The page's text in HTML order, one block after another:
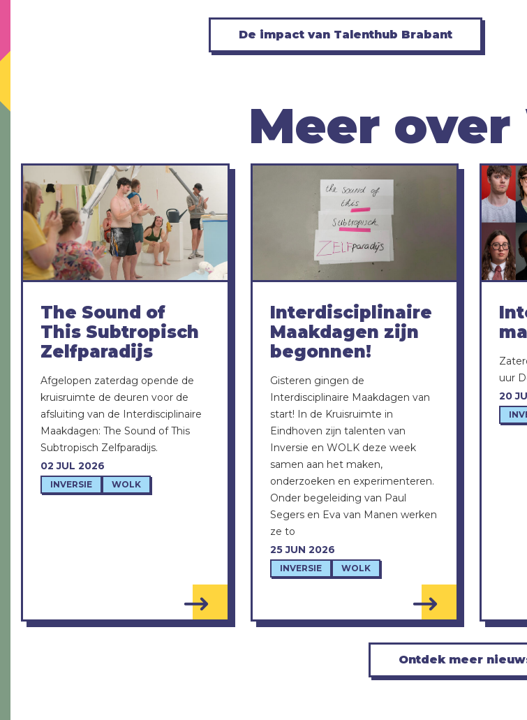
De impact van Talenthub Brabant
Meer over
02 JUL 2026
INVERSIE WOLK
The Sound of
This Subtropisch
Zelfparadijs
Afgelopen zaterdag opende de
kruisruimte de deuren voor de
afsluiting van de Interdisciplinaire
Maakdagen: The Sound of This
Subtropisch Zelfparadijs.
25 JUN 2026
INVERSIE WOLK
Interdisciplinaire
Maakdagen zijn
begonnen!
Gisteren gingen de
Interdisciplinaire Maakdagen van
start! In de Kruisruimte in
Eindhoven zijn talenten van
Inversie en WOLK deze week
samen aan het maken,
onderzoeken en experimenteren.
Onder begeleiding van Paul
Segers en Eva van Manen werken
ze to
20
uur
Ontdek meer